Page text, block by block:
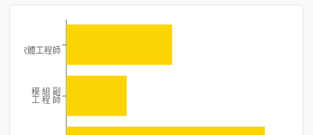
通訊軟體工程師
模 組 副
工 程 師